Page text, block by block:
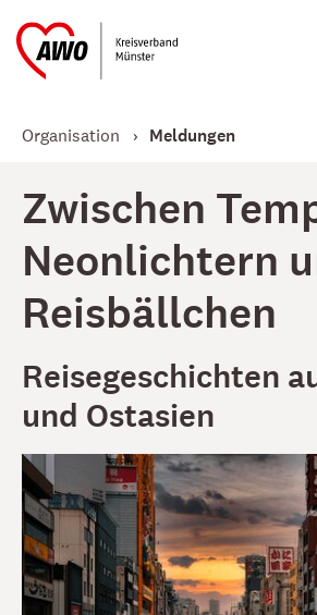
Ortsvereine
Organisation
Meldungen
Zwischen
Neonlichtern
Reisbällchen
Reisegeschichten
und Ostasien